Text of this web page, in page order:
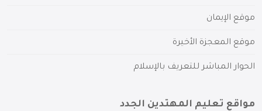
موقع الإيمان
موقع المعجزة الأخيرة
الحوار المباشر للتعريف بالإسلام
مواقع تعليم المهتدين الجدد